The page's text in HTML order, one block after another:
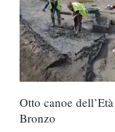
Otto canoe
Bronzo